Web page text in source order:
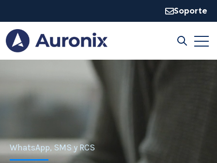
Soporte
Open
WhatsApp, SMS y RCS